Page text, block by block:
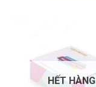
HẾT HÀNG